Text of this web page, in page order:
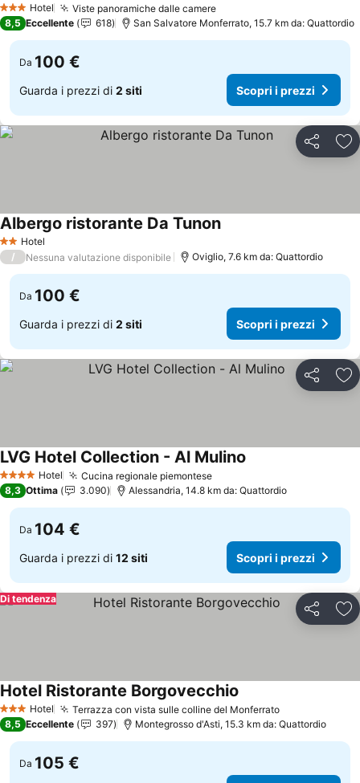
3 StelleHotel Viste panoramiche dalle camereScopri i prezzi
8,5 Eccellente 618 San Salvatore Monferrato, 15.7 km da: Quattordio
Da 100 €
Guarda i prezzi di 2 siti Scopri i prezzi
Condividi
2 StelleHotel
Albergo ristorante Da TunonScopri i prezzi
/ Nessuna valutazione disponibile Oviglio, 7.6 km da: Quattordio
Da 100 €
Guarda i prezzi di 2 siti Scopri i prezzi
Condividi
4 Stelle Hotel Cucina regionale piemonteseScopri i prezzi
LVG Hotel Collection - Al Mulino
8,3 Ottima 3.090 Alessandria, 14.8 km da: Quattordio
Da 104 €
Guarda i prezzi di 12 siti Scopri i prezzi
Condividi
Di tendenza
3 StelleHotel Terrazza con vista sulle colline del MonferratoScopri i
Hotel Ristorante Borgovecchio
8,5 Eccellente 397 Montegrosso d'Asti, 15.3 km da: Quattordio
Da 105 €